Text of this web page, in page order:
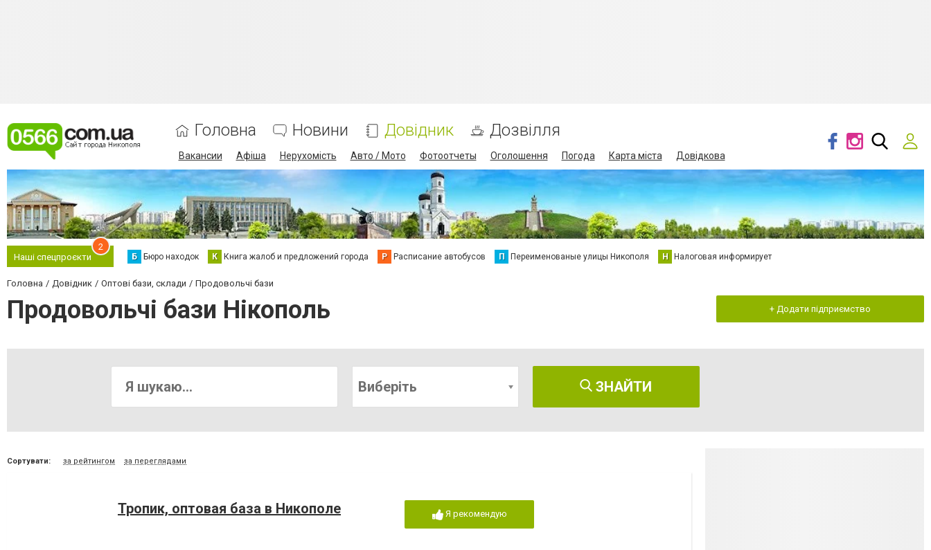
Головна Новини Довідник Дозвілля
Вакансии Афіша Нерухомість Авто / Мото Фотоотчеты Оголошення Погода Карта міста Довідкова
Наші спецпроєкти
2
Б Бюро находок К Книга жалоб и предложений города Р Расписание автобусов П Переименованые улицы Никополя Н Налоговая информирует
Головна Довідник Оптові бази, склади Продовольчі бази
Продовольчі бази Нікополь + Додати підприємство
Виберіть ЗНАЙТИ
Сортувати: за рейтингом за переглядами
Тропик, оптовая база в Никополе Я рекомендую